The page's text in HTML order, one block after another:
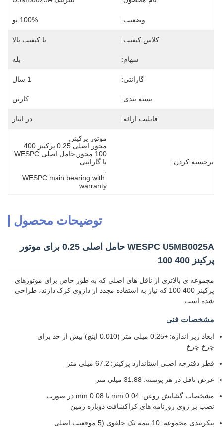
وضعیت: 100% نو
کلاس کیفیت: با کیفیت بالا
سهام: بله
گارانتی: 1 سال
بسته بندی: کارتن
قابلیت ارائه: در انبار
برجسته کردن:
موتور پرکینز
با گارانتی
WESPC main bearing with
warranty
توضیحات محصول
WESPC U5MB0025A حامل اصلی 0.25 برای موتور
پرکینز 400 100
مجموعه ی بالاتری از ناقل های اصلی که به طور خاص برای موتورهای
پرکینز 400 100 که نیاز به استفاده مجدد از داروی کرک دارند، طراحی
شده است.
مشخصات فنی
ابعاد زیر اندازه: +0.25 میلی متر (0.010 اینچ) بیش از حد برای
چرخ چرخ
قطر دفترچه اصلی استاندارد پرکینز: 67.2 میلی متر
عرض ناقل در هر پوسته: 31.88 میلی متر
مشخصات گشایش روغن: 0.04 mm تا 0.08 mm در صورت
نصب بر روی روزنامه های کراکشافت دوباره زمین
پیکربندی مجموعه: 10 نیمه تک حلقوی (5 موقعیت اصلی